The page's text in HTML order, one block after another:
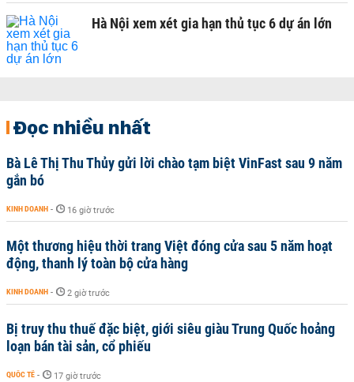
Hà Nội xem xét gia hạn thủ tục 6 dự án lớn
Đọc nhiều nhất
Bà Lê Thị Thu Thủy gửi lời chào tạm biệt VinFast sau 9 năm
gắn bó
KINH DOANH - 16 giờ trước
Một thương hiệu thời trang Việt đóng cửa sau 5 năm hoạt
động, thanh lý toàn bộ cửa hàng
KINH DOANH - 2 giờ trước
Bị truy thu thuế đặc biệt, giới siêu giàu Trung Quốc hoảng
loạn bán tài sản, cổ phiếu
QUỐC TẾ - 17 giờ trước